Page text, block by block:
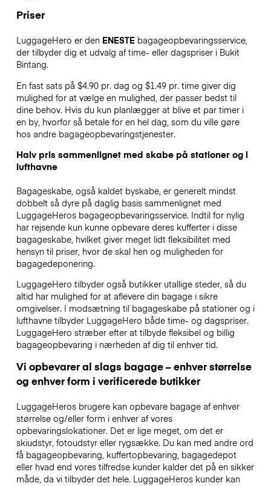
Priser
LuggageHero er den ENESTEbagageopbevaringsservice,
der tilbyder dig et udvalg af time- eller dagspriser i Bukit
Bintang.
En fast sats på $4.90 pr. dag og $1.49 pr. time giver dig
mulighed for at vælge en mulighed, der passer bedst til
dine behov. Hvis du kun planlægger at blive et par timer i
en by, hvorfor så betale for en hel dag, som du ville gøre
hos andre bagageopbevaringstjenester.
Halv pris sammenlignet med skabe på stationer og i
lufthavne
Bagageskabe, også kaldet byskabe, er generelt mindst
dobbelt så dyre på daglig basis sammenlignet med
LuggageHeros bagageopbevaringsservice. Indtil for nylig
har rejsende kun kunne opbevare deres kufferter i disse
bagageskabe, hvilket giver meget lidt fleksibilitet med
hensyn til priser, hvor de skal hen og muligheden for
bagagedeponering.
LuggageHero tilbyder også butikker utallige steder, så du
altid har mulighed for at aflevere din bagage i sikre
omgivelser. I modsætning til bagageskabe på stationer og i
lufthavne tilbyder LuggageHero både time- og dagspriser.
LuggageHero stræber efter at tilbyde fleksibel og billig
bagageopbevaring i nærheden af dig til enhver tid.
Vi opbevarer al slags bagage – enhver størrelse
og enhver form i verificerede butikker
LuggageHeros brugere kan opbevare bagage af enhver
størrelse og/eller form i enhver af vores
opbevaringslokationer. Det er lige meget, om det er
skiudstyr, fotoudstyr eller rygsække. Du kan med andre ord
få bagageopbevaring, kuffertopbevaring, bagagedepot
eller hvad end vores tilfredse kunder kalder det på en sikker
måde, da vi tilbyder det hele. LuggageHeros kunder kan